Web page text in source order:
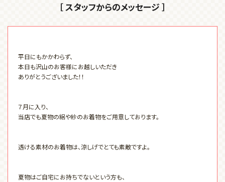
［ スタッフからのメッセージ ］
平日にもかかわらず、
本日も沢山のお客様にお越しいただき
ありがとうございました！！
７月に入り、
当店でも夏物の絽や紗のお着物をご用意しております。
透ける素材のお着物は、涼しげでとても素敵ですよ。
夏物はご自宅にお持ちでないという方も、